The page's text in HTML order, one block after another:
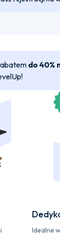
do 40%
Idealne